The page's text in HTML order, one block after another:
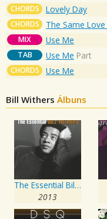
CHORDS Lovely Day
CHORDS The Same
MIX Use Me
TAB Use Me Part
CHORDS Use Me
Bill Withers Álbuns
The Essential Bill Withers
2013